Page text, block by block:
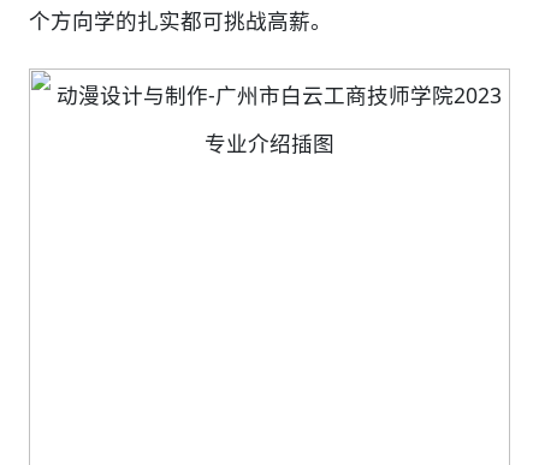
个方向学的扎实都可挑战高薪。